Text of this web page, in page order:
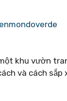
khu vườn
và cách sắp